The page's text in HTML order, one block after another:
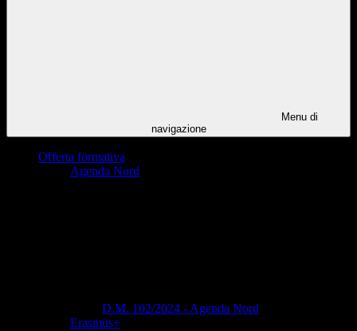
Menu di
navigazione
Offerta formativa
Agenda Nord
D.M. 102/2024 - Agenda Nord
Erasmus+